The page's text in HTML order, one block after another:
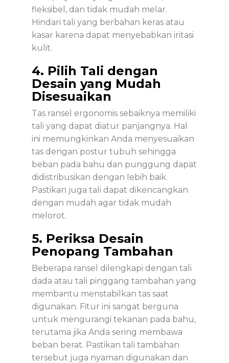
fleksibel, dan tidak mudah melar.
Hindari tali yang berbahan keras atau
kasar karena dapat menyebabkan iritasi
kulit.
4. Pilih Tali dengan
Desain yang Mudah
Disesuaikan
Tas ransel ergonomis sebaiknya memiliki
tali yang dapat diatur panjangnya. Hal
ini memungkinkan Anda menyesuaikan
tas dengan postur tubuh sehingga
beban pada bahu dan punggung dapat
didistribusikan dengan lebih baik.
Pastikan juga tali dapat dikencangkan
dengan mudah agar tidak mudah
melorot.
5. Periksa Desain
Penopang Tambahan
Beberapa ransel dilengkapi dengan tali
dada atau tali pinggang tambahan yang
membantu menstabilkan tas saat
digunakan. Fitur ini sangat berguna
untuk mengurangi tekanan pada bahu,
terutama jika Anda sering membawa
beban berat. Pastikan tali tambahan
tersebut juga nyaman digunakan dan